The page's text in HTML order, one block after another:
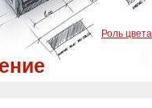
Роль